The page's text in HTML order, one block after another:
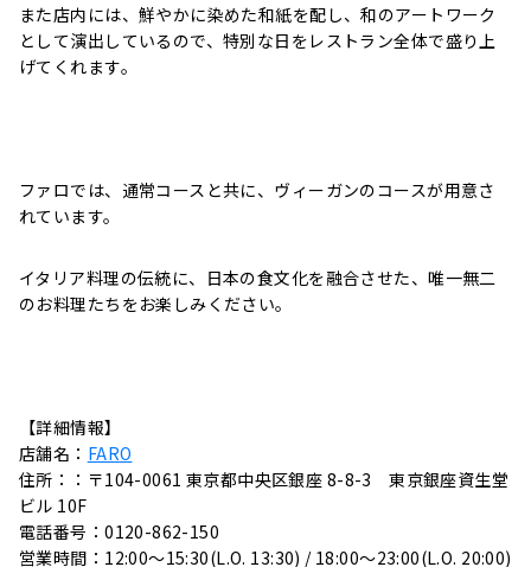
また店内には、鮮やかに染めた和紙を配し、和のアートワーク
として演出しているので、特別な日をレストラン全体で盛り上
げてくれます。
ファロでは、通常コースと共に、ヴィーガンのコースが用意さ
れています。
イタリア料理の伝統に、日本の食文化を融合させた、唯一無二
のお料理たちをお楽しみください。
【詳細情報】
店舗名： FARO
住所：：〒104-0061 東京都中央区銀座 8-8-3 東京銀座資生堂
ビル 10F
電話番号：0120-862-150
営業時間：12:00～15:30(L.O. 13:30) / 18:00～23:00(L.O. 20:00)